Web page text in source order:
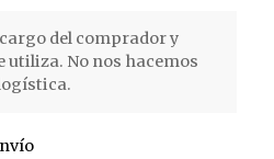
del comprador y
utiliza. No nos hacemos